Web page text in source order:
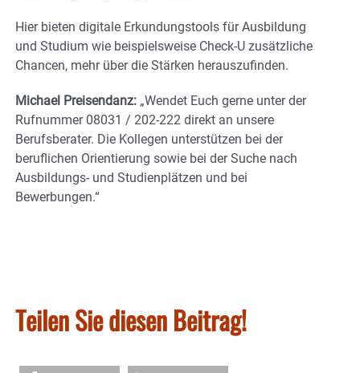
Hier bieten digitale Erkundungstools für Ausbildung
und Studium wie beispielsweise Check-U zusätzliche
Chancen, mehr über die Stärken herauszufinden.
Michael Preisendanz: „Wendet Euch gerne unter der
Rufnummer 08031 / 202-222 direkt an unsere
Berufsberater. Die Kollegen unterstützen bei der
beruflichen Orientierung sowie bei der Suche nach
Ausbildungs- und Studienplätzen und bei
Bewerbungen.“
Teilen Sie diesen Beitrag!